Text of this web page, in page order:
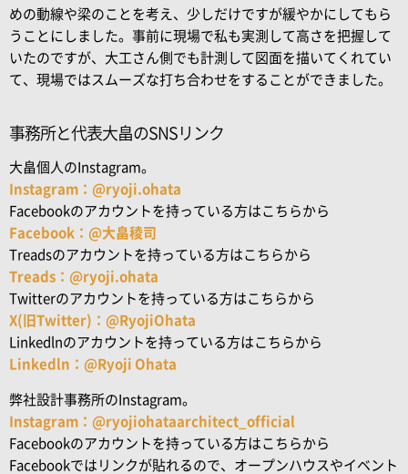
めの動線や梁のことを考え、少しだけですが緩やかにしてもら
うことにしました。事前に現場で私も実測して高さを把握して
いたのですが、大工さん側でも計測して図面を描いてくれてい
て、現場ではスムーズな打ち合わせをすることができました。
事務所と代表大畠のSNSリンク
大畠個人のInstagram。
Instagram：@ryoji.ohata
Facebookのアカウントを持っている方はこちらから
Facebook：@大畠稜司
Treadsのアカウントを持っている方はこちらから
Treads：@ryoji.ohata
Twitterのアカウントを持っている方はこちらから
X(旧Twitter)：@RyojiOhata
Linkedlnのアカウントを持っている方はこちらから
Linkedln：@Ryoji Ohata
弊社設計事務所のInstagram。
Instagram：@ryojiohataarchitect_official
Facebookのアカウントを持っている方はこちらから
Facebookではリンクが貼れるので、オープンハウスやイベント